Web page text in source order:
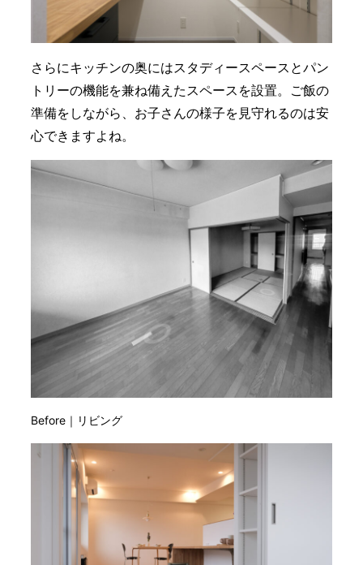
さらにキッチンの奥にはスタディースペースとパン
トリーの機能を兼ね備えたスペースを設置。ご飯の
準備をしながら、お子さんの様子を見守れるのは安
心できますよね。
Before｜リビング